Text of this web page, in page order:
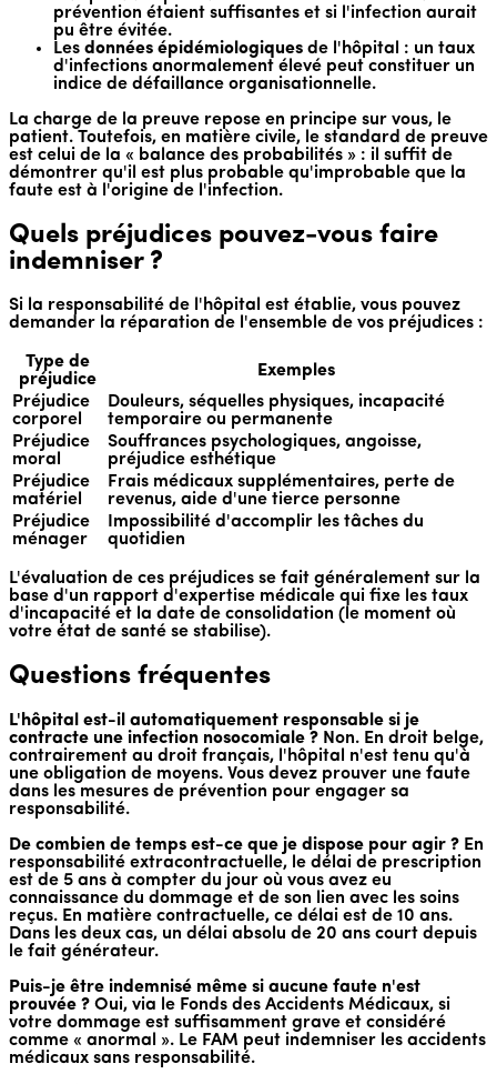
prévention étaient suffisantes et si l'infection aurait
pu être évitée.
Les données épidémiologiques de l'hôpital : un taux
d'infections anormalement élevé peut constituer un
indice de défaillance organisationnelle.
La charge de la preuve repose en principe sur vous, le
patient. Toutefois, en matière civile, le standard de preuve
est celui de la « balance des probabilités » : il suffit de
démontrer qu'il est plus probable qu'improbable que la
faute est à l'origine de l'infection.
Quels préjudices pouvez-vous faire
indemniser ?
Si la responsabilité de l'hôpital est établie, vous pouvez
demander la réparation de l'ensemble de vos préjudices :
Type de
préjudice
Exemples
Préjudice
corporel
Douleurs, séquelles physiques, incapacité
temporaire ou permanente
Préjudice
moral
Souffrances psychologiques, angoisse,
préjudice esthétique
Préjudice
matériel
Frais médicaux supplémentaires, perte de
revenus, aide d'une tierce personne
Préjudice
ménager
Impossibilité d'accomplir les tâches du
quotidien
L'évaluation de ces préjudices se fait généralement sur la
base d'un rapport d'expertise médicale qui fixe les taux
d'incapacité et la date de consolidation (le moment où
votre état de santé se stabilise).
Questions fréquentes
L'hôpital est-il automatiquement responsable si je
contracte une infection nosocomiale ? Non. En droit belge,
contrairement au droit français, l'hôpital n'est tenu qu'à
une obligation de moyens. Vous devez prouver une faute
dans les mesures de prévention pour engager sa
responsabilité.
De combien de temps est-ce que je dispose pour agir ? En
responsabilité extracontractuelle, le délai de prescription
est de 5 ans à compter du jour où vous avez eu
connaissance du dommage et de son lien avec les soins
reçus. En matière contractuelle, ce délai est de 10 ans.
Dans les deux cas, un délai absolu de 20 ans court depuis
le fait générateur.
Puis-je être indemnisé même si aucune faute n'est
prouvée ? Oui, via le Fonds des Accidents Médicaux, si
votre dommage est suffisamment grave et considéré
comme « anormal ». Le FAM peut indemniser les accidents
médicaux sans responsabilité.